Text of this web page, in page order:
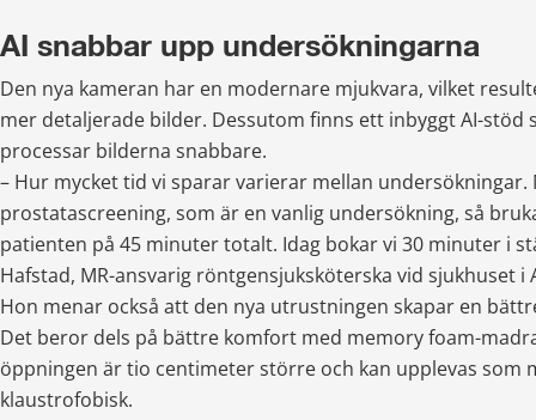
AI snabbar upp undersökningarna
Den nya kameran har en modernare mjukvara, vilket
mer detaljerade bilder. Dessutom finns ett inbyggt AI-stöd
processar bilderna snabbare.
– Hur mycket tid vi sparar varierar mellan undersökningar.
prostatascreening, som är en vanlig undersökning, så
patienten på 45 minuter totalt. Idag bokar vi 30 minuter i
Hafstad, MR-ansvarig röntgensjuksköterska vid sjukhuset i
Hon menar också att den nya utrustningen skapar en
Det beror dels på bättre komfort med memory foam-
öppningen är tio centimeter större och kan upplevas som
klaustrofobisk.